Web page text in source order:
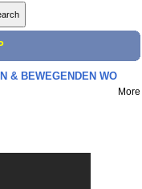
& BEWEGENDEN WO
More